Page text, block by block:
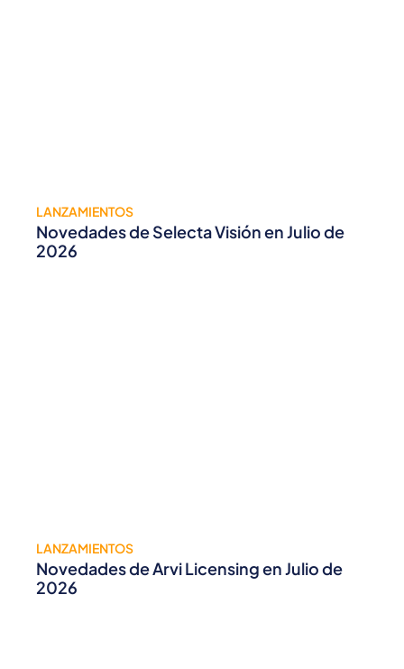
LANZAMIENTOS
Novedades de Selecta Visión en Julio de
2026
LANZAMIENTOS
Novedades de Arvi Licensing en Julio de
2026